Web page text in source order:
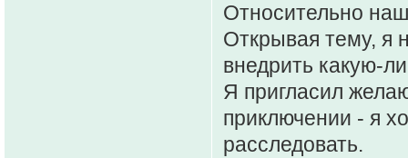
Относительно
Открывая тему, я
внедрить какую-
Я пригласил
приключении - я
расследовать.